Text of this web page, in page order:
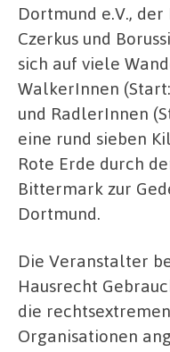
Dortmund e.V.,
Czerkus und
sich auf viele
WalkerInnen
und RadlerInnen
eine rund sieben
Rote Erde durch
Bittermark zur
Dortmund.
Die Veranstalter
Hausrecht
die
Organisationen